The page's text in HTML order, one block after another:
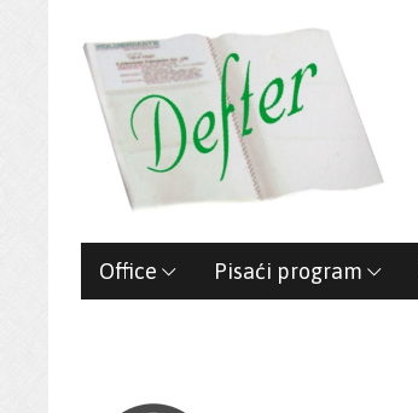
Office Pisaći program